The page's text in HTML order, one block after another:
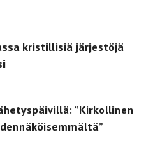
kristillisiä järjestöjä
”Kirkollinen